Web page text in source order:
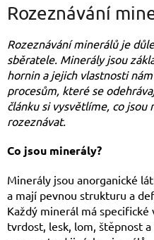
Rozeznávání
Rozeznávání minerálů je
sběratele. Minerály jsou
hornin a jejich vlastnosti
procesům, které se
článku si vysvětlíme, co jsou
rozeznávat.
Co jsou minerály?
Minerály jsou anorganické
a mají pevnou strukturu a
Každý minerál má specifické
tvrdost, lesk, lom, štěpnost